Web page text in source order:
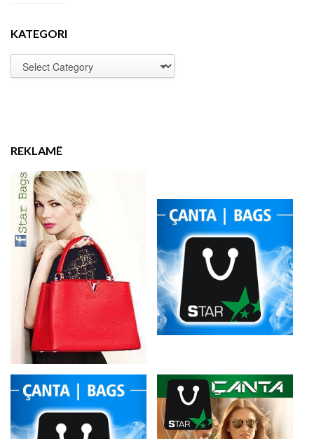
KATEGORI
REKLAMË